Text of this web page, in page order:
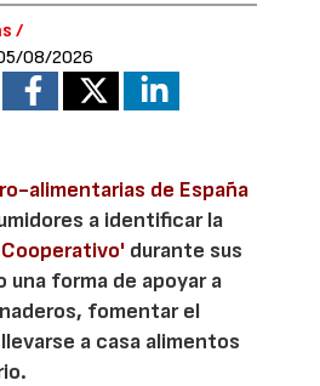
/
08/2026
alimentarias de España
a identificar la
durante sus
una forma de apoyar a
fomentar el
a casa alimentos